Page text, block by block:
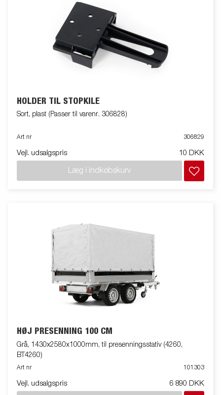
HOLDER TIL STOPKILE
Sort, plast (Passer til varenr. 306828)
Art nr 306829
Vejl. udsalgspris 10 DKK
Læg i indkøbskurv
HØJ PRESENNING 100 CM
Grå, 1430x2580x1000mm, til presenningsstativ (4260,
BT4260)
Art nr 101303
Vejl. udsalgspris 6 890 DKK